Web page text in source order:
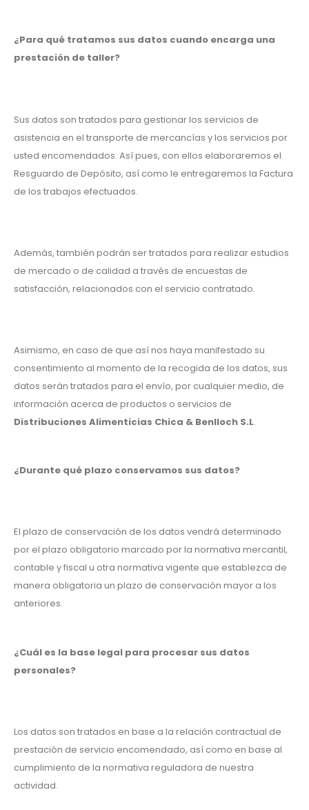
¿Para qué tratamos sus datos cuando encarga una
prestación de taller?
Sus datos son tratados para gestionar los servicios de
asistencia en el transporte de mercancías y los servicios por
usted encomendados. Así pues, con ellos elaboraremos el
Resguardo de Depósito, así como le entregaremos la Factura
de los trabajos efectuados.
Además, también podrán ser tratados para realizar estudios
de mercado o de calidad a través de encuestas de
satisfacción, relacionados con el servicio contratado.
Asimismo, en caso de que así nos haya manifestado su
consentimiento al momento de la recogida de los datos, sus
datos serán tratados para el envío, por cualquier medio, de
información acerca de productos o servicios de
Distribuciones Alimenticias Chica & Benlloch S.L.
¿Durante qué plazo conservamos sus datos?
El plazo de conservación de los datos vendrá determinado
por el plazo obligatorio marcado por la normativa mercantil,
contable y fiscal u otra normativa vigente que establezca de
manera obligatoria un plazo de conservación mayor a los
anteriores.
¿Cuál es la base legal para procesar sus datos
personales?
Los datos son tratados en base a la relación contractual de
prestación de servicio encomendado, así como en base al
cumplimiento de la normativa reguladora de nuestra
actividad.